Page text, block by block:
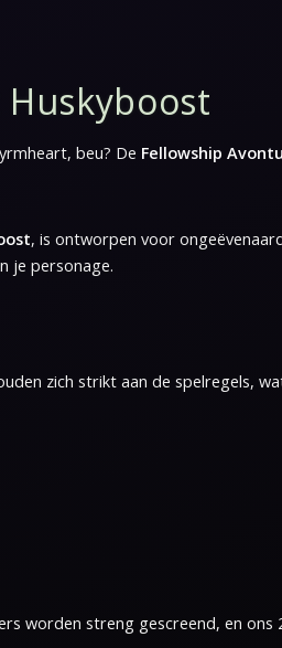
beu? De Fellowship
, is ontworpen voor
je personage.
zich strikt aan de spelregels,
worden streng gescreend, en